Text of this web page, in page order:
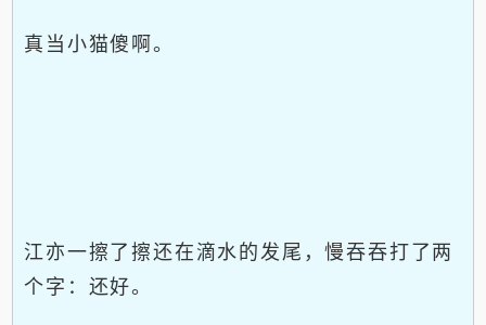
真当小猫傻啊。
江亦一擦了擦还在滴水的发尾，慢吞吞打了两
个字：还好。